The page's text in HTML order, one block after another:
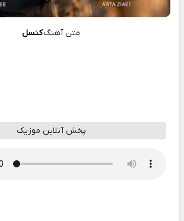
متن آهنگکنسل
پخش آنلاین موزیک